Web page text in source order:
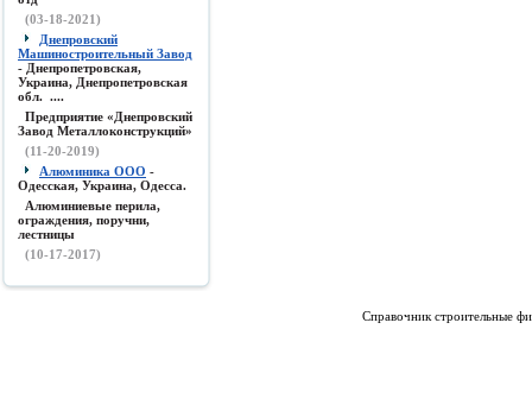
(03-18-2021)
Днепровский
Машиностроительный Завод
- Днепропетровская,
Украина, Днепропетровская
обл. ....
Предприятие «Днепровский
Завод Металлоконструкций»
(11-20-2019)
Алюминика ООО -
Одесская, Украина, Одесса.
Алюминиевые перила,
ограждения, поручни,
лестницы
(10-17-2017)
Справочник строительные